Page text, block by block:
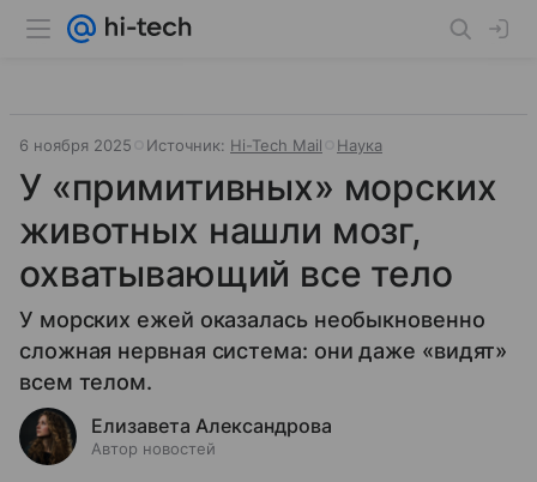
6 ноября 2025 Источник: Hi-Tech Mail Наука
У «примитивных» морских
животных нашли мозг,
охватывающий все тело
У морских ежей оказалась необыкновенно
сложная нервная система: они даже «видят»
всем телом.
Елизавета Александрова
Автор новостей